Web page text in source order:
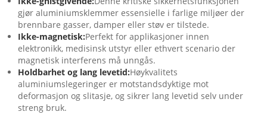
gjør aluminiumsklemmer essensielle i farlige miljøer der
brennbare gasser, damper eller støv er tilstede.
Ikke-magnetisk:Perfekt for applikasjoner innen
elektronikk, medisinsk utstyr eller ethvert scenario der
magnetisk interferens må unngås.
Holdbarhet og lang levetid:Høykvalitets
aluminiumslegeringer er motstandsdyktige mot
deformasjon og slitasje, og sikrer lang levetid selv under
streng bruk.